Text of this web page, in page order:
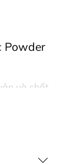
Powder
và chất